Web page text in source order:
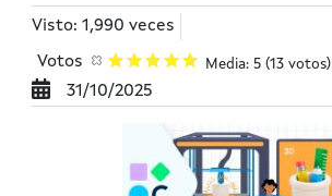
Visto: 1,990 veces
Votos Media: 5 (13 votos)
31/10/2025